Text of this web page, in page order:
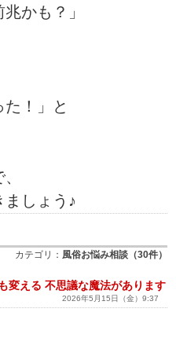
かも？」
た！」と
しょう♪
カテゴリ： 風俗お悩み相談（30件）
変える 不思議な魔法があります
2026年5月15日（金）9:37